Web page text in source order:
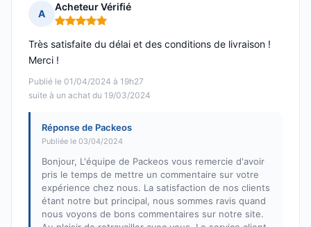
A
Acheteur Vérifié
Note : 5 sur 5
Publié le 01/04/2024 à 19h27
suite à un achat du 19/03/2024
Très satisfaite du délai et des conditions de livraison !
Merci !
Réponse de Packeos
Publiée le 03/04/2024
Bonjour, L'équipe de Packeos vous remercie d'avoir
pris le temps de mettre un commentaire sur votre
expérience chez nous. La satisfaction de nos clients
étant notre but principal, nous sommes ravis quand
nous voyons de bons commentaires sur notre site.